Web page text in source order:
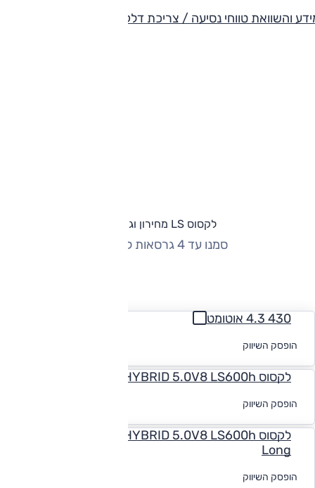
והשוואת טווחי נסיעה / צריכת דלק
לקסוס LS מחירון וגרסאות
סמנו עד 4 גרסאות להשוואה
430 4.3 אוטומט
הופסק השיווק
לקסוס HYBRID 5.0V8 LS600h אוט' Premium Long
הופסק השיווק
Long
הופסק השיווק